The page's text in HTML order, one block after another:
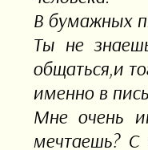
В бумажных
Ты не
общаться,и
именно в
Мне очень
мечтаешь?